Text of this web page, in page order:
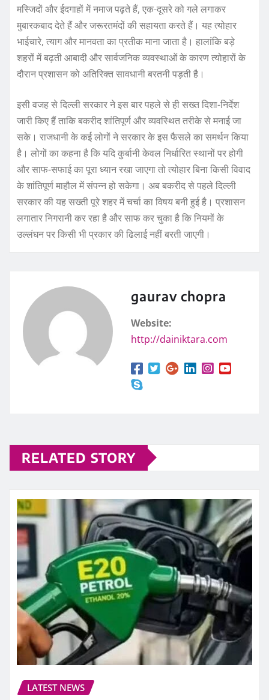
मस्जिदों और ईदगाहों में नमाज पढ़ते हैं, एक-दूसरे को गले लगाकर
मुबारकबाद देते हैं और जरूरतमंदों की सहायता करते हैं। यह त्योहार
भाईचारे, त्याग और मानवता का प्रतीक माना जाता है। हालांकि बड़े
शहरों में बढ़ती आबादी और सार्वजनिक व्यवस्थाओं के कारण त्योहारों के
दौरान प्रशासन को अतिरिक्त सावधानी बरतनी पड़ती है।
इसी वजह से दिल्ली सरकार ने इस बार पहले से ही सख्त दिशा-निर्देश
जारी किए हैं ताकि बकरीद शांतिपूर्ण और व्यवस्थित तरीके से मनाई जा
सके। राजधानी के कई लोगों ने सरकार के इस फैसले का समर्थन किया
है। लोगों का कहना है कि यदि कुर्बानी केवल निर्धारित स्थानों पर होगी
और साफ-सफाई का पूरा ध्यान रखा जाएगा तो त्योहार बिना किसी विवाद
के शांतिपूर्ण माहौल में संपन्न हो सकेगा। अब बकरीद से पहले दिल्ली
सरकार की यह सख्ती पूरे शहर में चर्चा का विषय बनी हुई है। प्रशासन
लगातार निगरानी कर रहा है और साफ कर चुका है कि नियमों के
उल्लंघन पर किसी भी प्रकार की ढिलाई नहीं बरती जाएगी।
gaurav chopra
Website:
http://dainiktara.com
RELATED STORY
LATEST NEWS